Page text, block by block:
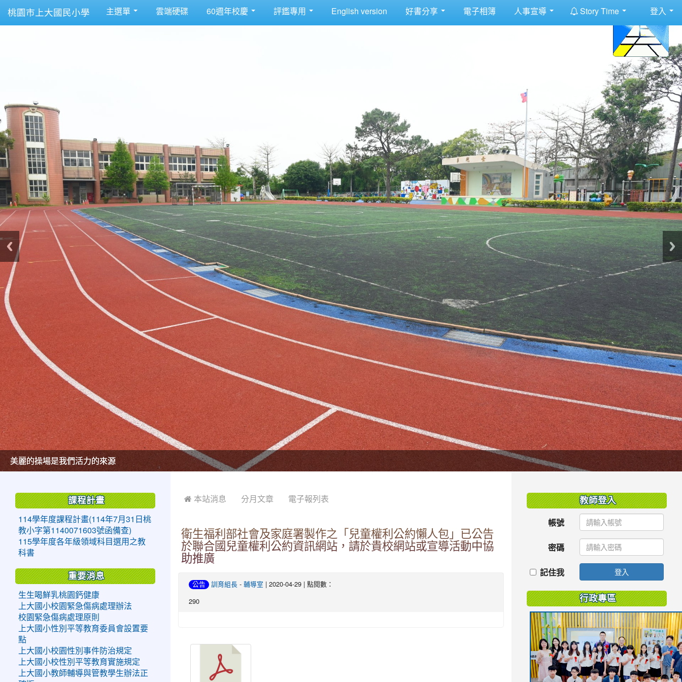
桃園市上大國民小學 主選單 雲端硬碟 60週年校慶 評鑑專用 English version 好書分享 電子相簿 人事宣導 Story Time 登入
美麗的操場是我們活力的來源
美麗的操場是我們活力的來源
煥然一新的小司令台
煥然一新的小司令台
富含桃園埤塘田園風光意象的中廊
富含桃園埤塘田園風光意象的中廊
嶄新的中庭廣場
嶄新的中庭廣場
水生池生生不息
水生池生生不息
 本站消息 分月文章 電子報列表
衛生福利部社會及家庭署製作之「兒童權利公約懶人包」已公告
於聯合國兒童權利公約資訊網站，請於貴校網站或宣導活動中協
助推廣
公告 訓育組長 - 輔導室 | 2020-04-29 | 點閱數：
290
課程計畫
114學年度課程計畫(114年7月31日桃
教小字第1140071603號函備查)
115學年度各年級領域科目選用之教
科書
重要消息
生生喝鮮乳桃園鈣健康
上大國小校園緊急傷病處理辦法
校園緊急傷病處理原則
上大國小性別平等教育委員會設置要
點
上大國小校園性別事件防治規定
上大國小校性別平等教育實施規定
上大國小教師輔導與管教學生辦法正
教師登入
帳號
密碼
記住我 登入
行政專區